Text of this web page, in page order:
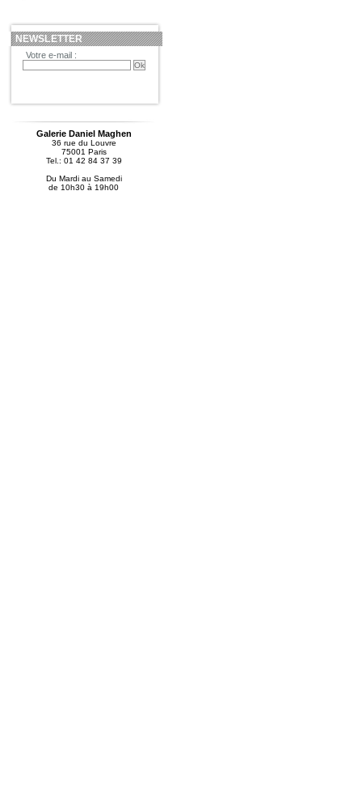
NEWSLETTER
Votre e-mail :
Galerie Daniel Maghen
36 rue du Louvre
75001 Paris
Tel.: 01 42 84 37 39
Du Mardi au Samedi
de 10h30 à 19h00